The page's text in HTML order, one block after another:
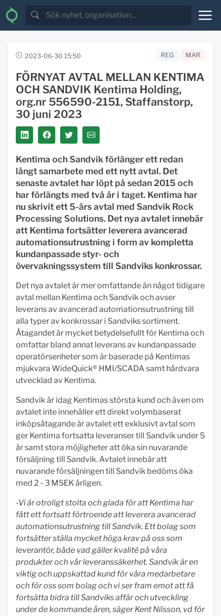
2023-06-30 15:50 REG MAR
FÖRNYAT AVTAL MELLAN KENTIMA
OCH SANDVIK Kentima Holding,
org.nr 556590-2151, Staffanstorp,
30 juni 2023
Kentima och Sandvik förlänger ett redan
långt samarbete med ett nytt avtal. Det
senaste avtalet har löpt på sedan 2015 och
har förlängts med två år i taget. Kentima har
nu skrivit ett 5-års avtal med Sandvik Rock
Processing Solutions. Det nya avtalet innebär
att Kentima fortsätter leverera avancerad
automationsutrustning i form av kompletta
kundanpassade styr- och
övervakningssystem till Sandviks konkrossar.
Det nya avtalet är mer omfattande än något tidigare
avtal mellan Kentima och Sandvik och avser
leverans av avancerad automationsutrustning till
alla typer av konkrossar i Sandviks sortiment.
Åtagandet är mycket betydelsefullt för Kentima och
omfattar bland annat leverans av kundanpassade
operatörsenheter som är baserade på Kentimas
mjukvara WideQuick® HMI/SCADA samt hårdvara
utvecklad av Kentima.
Sandvik är idag Kentimas största kund och även om
avtalet inte innehåller ett direkt volymbaserat
inköpsåtagande är avtalet ett exklusivt avtal som
ger Kentima fortsatta leveranser till Sandvik under 5
år samt stora möjligheter att öka sin nuvarande
försäljning till Sandvik. Avtalet innebär att
nuvarande försäljningen till Sandvik bedöms öka
med 2 - 3 MSEK årligen.
-Vi är otroligt stolta och glada för att Kentima har
fått ett fortsatt förtroende att leverera avancerad
automationsutrustning till Sandvik. Ett bolag som
fortsätter ställa mycket höga krav på oss som
leverantör, både vad gäller kvalité på våra
produkter och vår leveranssäkerhet. Sandvik är en
viktig och uppskattad kund för våra medarbetare
och för oss som bolag och vi ser fram emot att få
fortsätta bidra till Sandviks affär och utveckling
under de kommande åren, säger Kent Nilsson, vd för